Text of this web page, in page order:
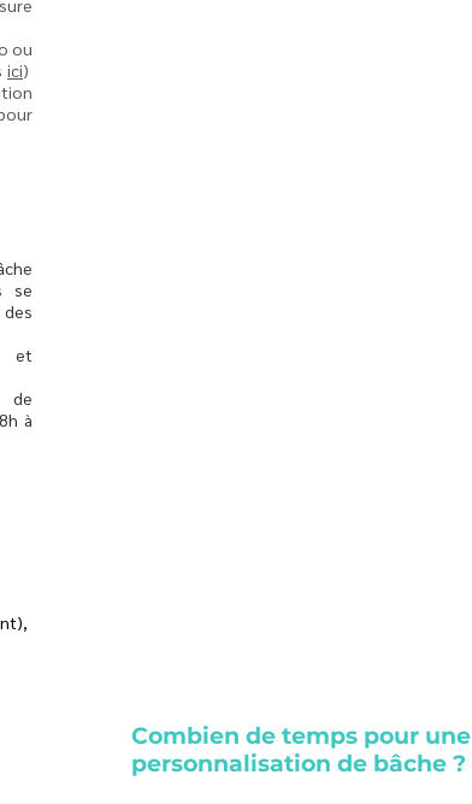
ou
ici)
se
et
de
à
Combien de temps pour une
personnalisation de bâche ?